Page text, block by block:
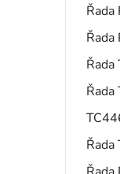
Řada
Řada
Řada
Řada